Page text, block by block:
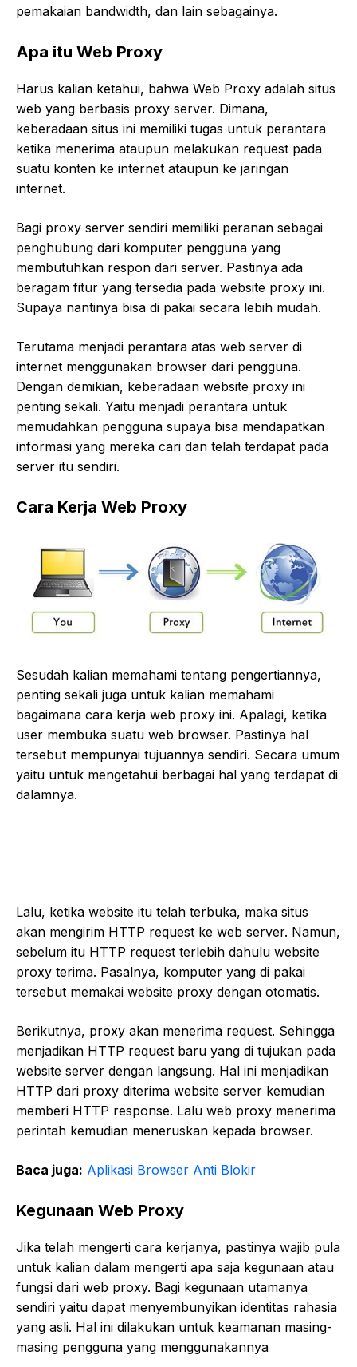
pemakaian bandwidth, dan lain sebagainya.
Apa itu Web Proxy
Harus kalian ketahui, bahwa Web Proxy adalah situs
web yang berbasis proxy server. Dimana,
keberadaan situs ini memiliki tugas untuk perantara
ketika menerima ataupun melakukan request pada
suatu konten ke internet ataupun ke jaringan
internet.
Bagi proxy server sendiri memiliki peranan sebagai
penghubung dari komputer pengguna yang
membutuhkan respon dari server. Pastinya ada
beragam fitur yang tersedia pada website proxy ini.
Supaya nantinya bisa di pakai secara lebih mudah.
Terutama menjadi perantara atas web server di
internet menggunakan browser dari pengguna.
Dengan demikian, keberadaan website proxy ini
penting sekali. Yaitu menjadi perantara untuk
memudahkan pengguna supaya bisa mendapatkan
informasi yang mereka cari dan telah terdapat pada
server itu sendiri.
Cara Kerja Web Proxy
Sesudah kalian memahami tentang pengertiannya,
penting sekali juga untuk kalian memahami
bagaimana cara kerja web proxy ini. Apalagi, ketika
user membuka suatu web browser. Pastinya hal
tersebut mempunyai tujuannya sendiri. Secara umum
yaitu untuk mengetahui berbagai hal yang terdapat di
dalamnya.
Lalu, ketika website itu telah terbuka, maka situs
akan mengirim HTTP request ke web server. Namun,
sebelum itu HTTP request terlebih dahulu website
proxy terima. Pasalnya, komputer yang di pakai
tersebut memakai website proxy dengan otomatis.
Berikutnya, proxy akan menerima request. Sehingga
menjadikan HTTP request baru yang di tujukan pada
website server dengan langsung. Hal ini menjadikan
HTTP dari proxy diterima website server kemudian
memberi HTTP response. Lalu web proxy menerima
perintah kemudian meneruskan kepada browser.
Baca juga: Aplikasi Browser Anti Blokir
Kegunaan Web Proxy
Jika telah mengerti cara kerjanya, pastinya wajib pula
untuk kalian dalam mengerti apa saja kegunaan atau
fungsi dari web proxy. Bagi kegunaan utamanya
sendiri yaitu dapat menyembunyikan identitas rahasia
yang asli. Hal ini dilakukan untuk keamanan masing-
masing pengguna yang menggunakannya